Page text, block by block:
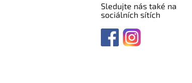
Sledujte nás také na
sociálních sítích